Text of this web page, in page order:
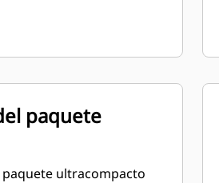
paquete
paquete ultracompacto